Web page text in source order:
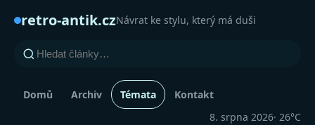
retro-antik.czNávrat ke stylu, který má duši
Domů Archiv Témata
Kontakt
8. srpna 2026· 26°C